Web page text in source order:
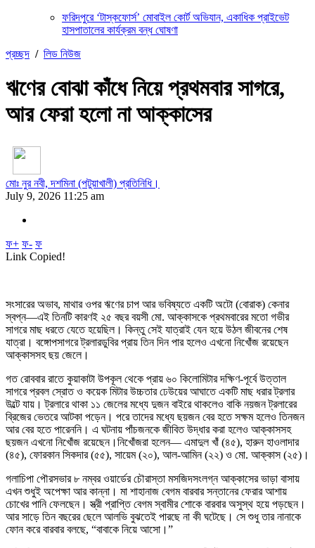
ফরিদপুরে ‘টাস্কফোর্স’ মোবাইল কোর্ট অভিযান, একাধিক প্রাইভেট
হাসপাতালের কার্যক্রম বন্ধ ঘোষণা
প্রচ্ছদ / লিড নিউজ
ঋণের বোঝা কাঁধে নিয়ে প্রথমবার সাগরে,
আর ফেরা হলো না আক্কাসের
মোঃ নুর নবী, দশমিনা (পটুয়াখালী) প্রতিনিধি।
July 9, 2026 11:25 am
ফ+ ফ- ফ
Link Copied!
সংসারের অভাব, মাথার ওপর ঋণের চাপ আর ভবিষ্যতে একটি অটো (বোরাক) কেনার
স্বপ্ন—এই তিনটি কারণই ২৫ বছর বয়সী মো. আক্কাসকে প্রথমবারের মতো গভীর
সাগরে মাছ ধরতে যেতে হয়েছিল। কিন্তু সেই যাত্রাই যেন হয়ে উঠল জীবনের শেষ
যাত্রা। বঙ্গোপসাগরে ট্রলারডুবির প্রায় তিন দিন পার হলেও এখনো নিখোঁজ রয়েছেন
আক্কাসসহ ছয় জেলে।
গত রোববার রাতে কুয়াকাটা উপকূল থেকে প্রায় ৬০ কিলোমিটার দক্ষিণ-পূর্বে উত্তাল
সাগরে প্রবল স্রোত ও কয়েক মিটার উচ্চতার ঢেউয়ের আঘাতে একটি মাছ ধরার ট্রলার
উল্টে যায়। ট্রলারে থাকা ১১ জেলের মধ্যে দুজন বাইরে থাকলেও বাকি নয়জন ট্রলারের
ব্রিজের ভেতরে আটকা পড়েন। পরে তাদের মধ্যে ছয়জন বের হতে সক্ষম হলেও তিনজন
আর বের হতে পারেননি। এ ঘটনায় পাঁচজনকে জীবিত উদ্ধার করা হলেও আক্কাসসহ
ছয়জন এখনো নিখোঁজ রয়েছেন।নিখোঁজরা হলেন— এমাদুল খাঁ (৪৫), হারুন হাওলাদার
(৪৫), ফোরকান সিকদার (৫৫), সায়েম (২০), আল-আমিন (২২) ও মো. আক্কাস (২৫)।
গলাচিপা পৌরসভার ৮ নম্বর ওয়ার্ডের চৌরাস্তা মসজিদসংলগ্ন আক্কাসের ভাড়া বাসায়
এখন শুধুই অপেক্ষা আর কান্না। মা শাহানাজ বেগম বারবার সন্তানের ফেরার আশায়
চোখের পানি ফেলছেন। স্ত্রী প্রাপ্তি বেগম স্বামীর শোকে বারবার অসুস্থ হয়ে পড়ছেন।
আর সাড়ে তিন বছরের ছেলে আলভি বুঝতেই পারছে না কী ঘটেছে। সে শুধু তার নানাকে
ফোন করে বারবার বলছে, “বাবাকে নিয়ে আসো।”